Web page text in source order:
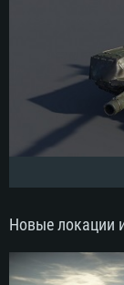
Новые локации